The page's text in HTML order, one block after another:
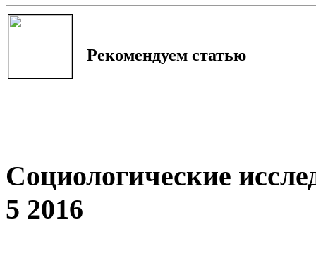
Рекомендуем статью
Социологические
5 2016